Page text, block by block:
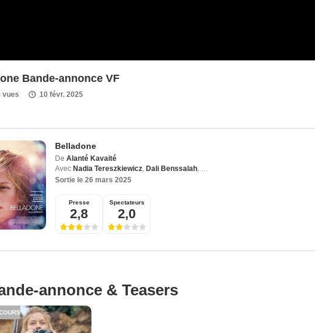
Bande-annonce VF
vues 10 févr. 2025
Belladone
De Alanté Kavaité
Avec Nadia Tereszkiewicz, Dali Benssalah, Daphne Patakia
Sortie le 26 mars 2025
Presse
2,8
Spectateurs
2,0
annonce & Teasers